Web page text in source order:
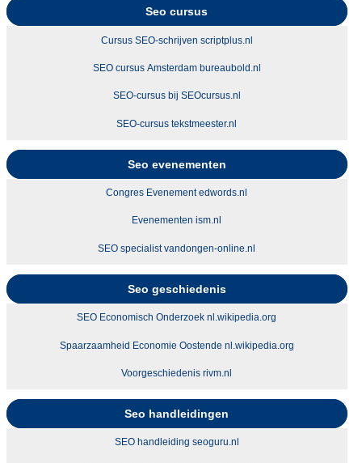
Seo cursus
Cursus SEO-schrijven scriptplus.nl
SEO cursus Amsterdam bureaubold.nl
SEO-cursus bij SEOcursus.nl
SEO-cursus tekstmeester.nl
Seo evenementen
Congres Evenement edwords.nl
Evenementen ism.nl
SEO specialist vandongen-online.nl
Seo geschiedenis
SEO Economisch Onderzoek nl.wikipedia.org
Spaarzaamheid Economie Oostende nl.wikipedia.org
Voorgeschiedenis rivm.nl
Seo handleidingen
SEO handleiding seoguru.nl